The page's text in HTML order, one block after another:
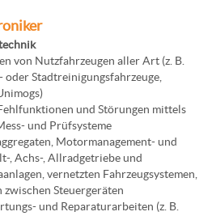
von Nutzfahrzeugen aller Art (z. B.
oder Stadtreinigungsfahrzeuge,
und Störungen mittels
und Prüfsysteme
Motormanagement- und
, Achs-, Allradgetriebe und
vernetzten Fahrzeugsystemen,
Steuergeräten
und Reparaturarbeiten (z. B.